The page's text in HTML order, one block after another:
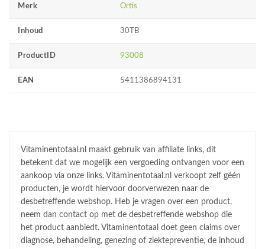
Merk Ortis
Inhoud 30TB
ProductID 93008
EAN 5411386894131
Vitaminentotaal.nl maakt gebruik van affiliate links, dit
betekent dat we mogelijk een vergoeding ontvangen voor een
aankoop via onze links. Vitaminentotaal.nl verkoopt zelf géén
producten, je wordt hiervoor doorverwezen naar de
desbetreffende webshop. Heb je vragen over een product,
neem dan contact op met de desbetreffende webshop die
het product aanbiedt. Vitaminentotaal doet geen claims over
diagnose, behandeling, genezing of ziektepreventie, de inhoud